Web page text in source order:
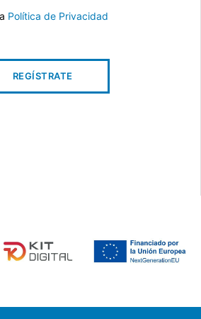
Política de Privacidad
REGÍSTRATE